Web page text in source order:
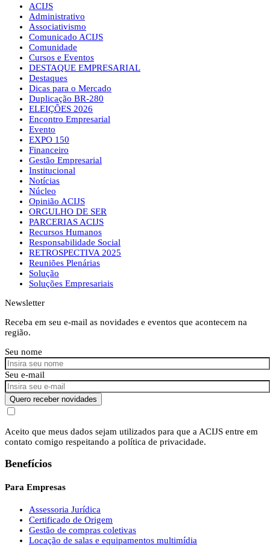
ACIJS
Administrativo
Associativismo
Comunicado ACIJS
Comunidade
Cursos e Eventos
DESTAQUE EMPRESARIAL
Destaques
Dicas para o Mercado
Duplicação BR-280
ELEIÇÕES 2026
Encontro Empresarial
Evento
EXPO 150
Financeiro
Gestão Empresarial
Institucional
Notícias
Núcleo
Opinião ACIJS
ORGULHO DE SER
PARCERIAS ACIJS
Recursos Humanos
Responsabilidade Social
RETROSPECTIVA 2025
Reuniões Plenárias
Solução
Soluções Empresariais
Newsletter
Receba em seu e-mail as novidades e eventos que acontecem na
região.
Seu nome
Seu e-mail
Quero receber novidades
Aceito que meus dados sejam utilizados para que a ACIJS entre em
contato comigo respeitando a política de privacidade.
Benefícios
Para Empresas
Assessoria Jurídica
Certificado de Origem
Gestão de compras coletivas
Locação de salas e equipamentos multimídia